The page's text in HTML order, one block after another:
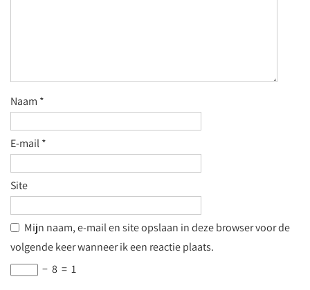
Naam *
E-mail*
Site
Mijn naam, e-mail en site opslaan in deze browser voor de
volgende keer wanneer ik een reactie plaats.
− 8 = 1